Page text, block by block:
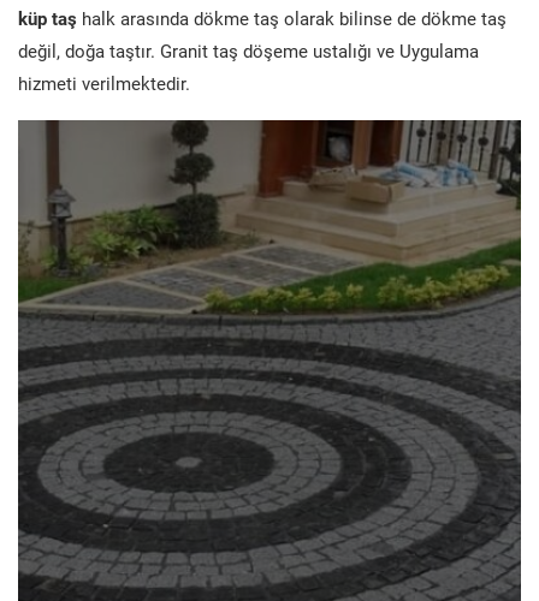
küp taş halk arasında dökme taş olarak bilinse de dökme taş
değil, doğa taştır. Granit taş döşeme ustalığı ve Uygulama
hizmeti verilmektedir.